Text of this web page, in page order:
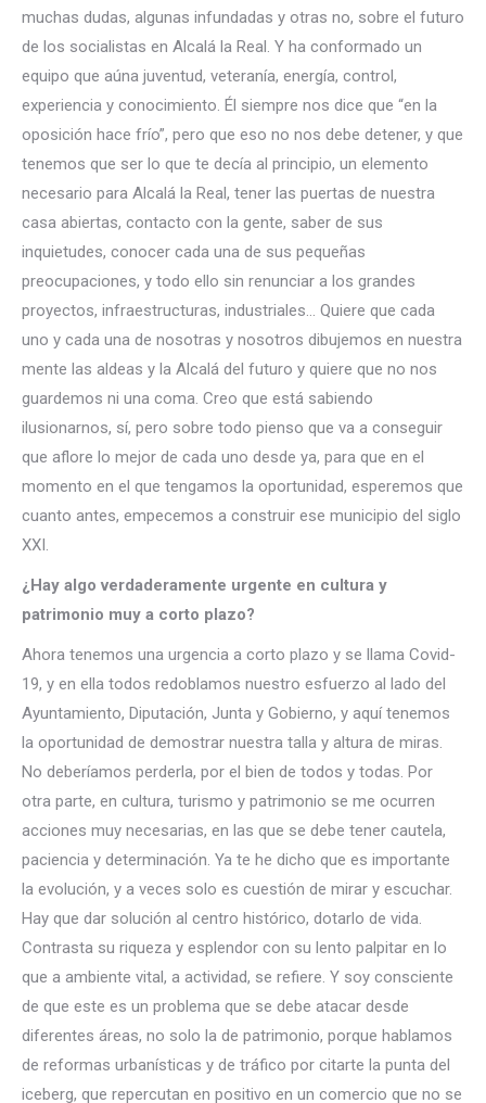
muchas dudas, algunas infundadas y otras no, sobre el futuro
de los socialistas en Alcalá la Real. Y ha conformado un
equipo que aúna juventud, veteranía, energía, control,
experiencia y conocimiento. Él siempre nos dice que “en la
oposición hace frío”, pero que eso no nos debe detener, y que
tenemos que ser lo que te decía al principio, un elemento
necesario para Alcalá la Real, tener las puertas de nuestra
casa abiertas, contacto con la gente, saber de sus
inquietudes, conocer cada una de sus pequeñas
preocupaciones, y todo ello sin renunciar a los grandes
proyectos, infraestructuras, industriales… Quiere que cada
uno y cada una de nosotras y nosotros dibujemos en nuestra
mente las aldeas y la Alcalá del futuro y quiere que no nos
guardemos ni una coma. Creo que está sabiendo
ilusionarnos, sí, pero sobre todo pienso que va a conseguir
que aflore lo mejor de cada uno desde ya, para que en el
momento en el que tengamos la oportunidad, esperemos que
cuanto antes, empecemos a construir ese municipio del siglo
XXI.
¿Hay algo verdaderamente urgente en cultura y
patrimonio muy a corto plazo?
Ahora tenemos una urgencia a corto plazo y se llama Covid-
19, y en ella todos redoblamos nuestro esfuerzo al lado del
Ayuntamiento, Diputación, Junta y Gobierno, y aquí tenemos
la oportunidad de demostrar nuestra talla y altura de miras.
No deberíamos perderla, por el bien de todos y todas. Por
otra parte, en cultura, turismo y patrimonio se me ocurren
acciones muy necesarias, en las que se debe tener cautela,
paciencia y determinación. Ya te he dicho que es importante
la evolución, y a veces solo es cuestión de mirar y escuchar.
Hay que dar solución al centro histórico, dotarlo de vida.
Contrasta su riqueza y esplendor con su lento palpitar en lo
que a ambiente vital, a actividad, se refiere. Y soy consciente
de que este es un problema que se debe atacar desde
diferentes áreas, no solo la de patrimonio, porque hablamos
de reformas urbanísticas y de tráfico por citarte la punta del
iceberg, que repercutan en positivo en un comercio que no se